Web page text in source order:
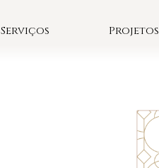
Serviços Projetos